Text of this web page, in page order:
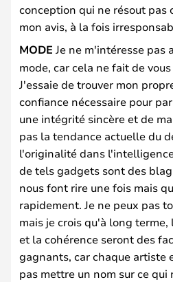
conception qui ne résout pas
mon avis, à la fois
MODE Je ne m'intéresse pas
mode, car cela ne fait de
J'essaie de trouver mon
confiance nécessaire pour
une intégrité sincère et de
pas la tendance actuelle du
l'originalité dans
de tels gadgets sont des
nous font rire une fois mais
rapidement. Je ne peux pas
mais je crois qu'à long
et la cohérence seront des
gagnants, car chaque artiste
pas mettre un nom sur ce